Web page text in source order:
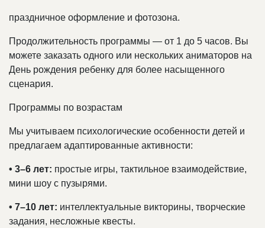
праздничное оформление и фотозона.
Продолжительность программы — от 1 до 5 часов. Вы
можете заказать одного или нескольких аниматоров на
День рождения ребенку для более насыщенного
сценария.
Программы по возрастам
Мы учитываем психологические особенности детей и
предлагаем адаптированные активности:
• 3–6 лет: простые игры, тактильное взаимодействие,
мини шоу с пузырями.
• 7–10 лет: интеллектуальные викторины, творческие
задания, несложные квесты.